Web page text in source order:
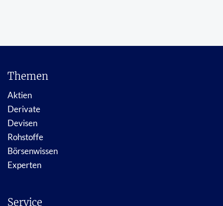
Themen
Aktien
Derivate
Devisen
Rohstoffe
Börsenwissen
Experten
Service